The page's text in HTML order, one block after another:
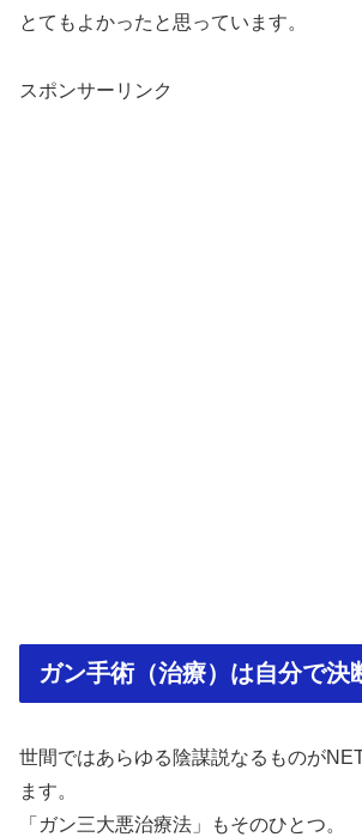
とてもよかったと思っています。
スポンサーリンク
ガン手術（治療）は自分で決
世間ではあらゆる陰謀説なるものが
ます。
「ガン三大悪治療法」もそのひとつ。